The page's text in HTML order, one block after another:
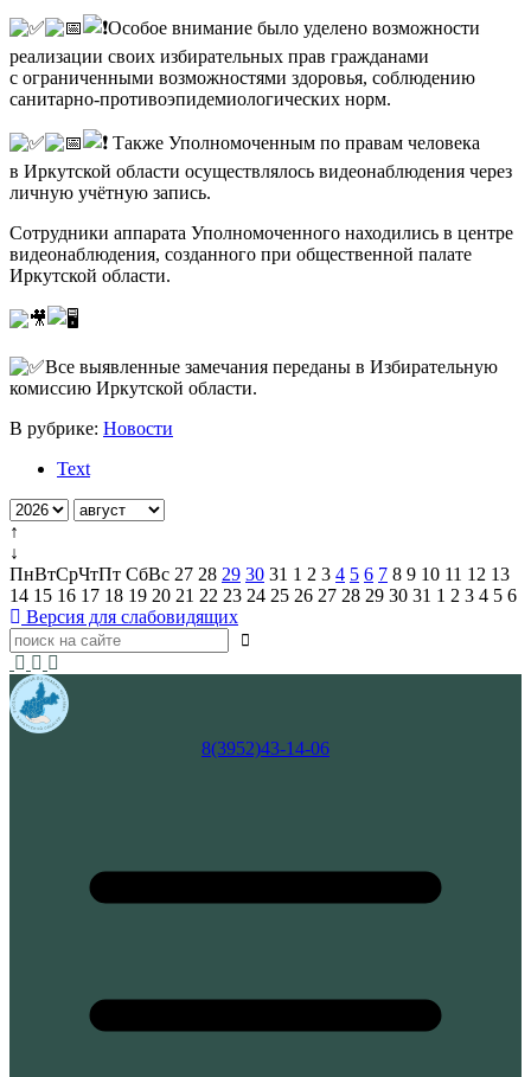
Особое внимание было уделено возможности
реализации своих избирательных прав гражданами
с ограниченными возможностями здоровья, соблюдению
санитарно-противоэпидемиологических норм.
Также Уполномоченным по правам человека
в Иркутской области осуществлялось видеонаблюдения через
личную учётную запись.
Сотрудники аппарата Уполномоченного находились в центре
видеонаблюдения, созданного при общественной палате
Иркутской области.
Все выявленные замечания переданы в Избирательную
комиссию Иркутской области.
В рубрике: Новости
Text
↑
↓
ПнВтСрЧтПт СбВс 27 28 29 30 31 1 2 3 4 5 6 7 8 9 10 11 12 13
14 15 16 17 18 19 20 21 22 23 24 25 26 27 28 29 30 31 1 2 3 4 5 6
Версия для слабовидящих
8(3952)43-14-06